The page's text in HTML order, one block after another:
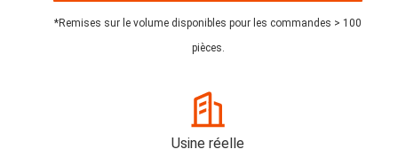
*Remises sur le volume disponibles pour les commandes > 100
pièces.
Usine réelle